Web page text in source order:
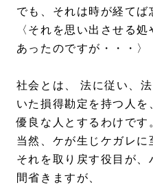
でも、それは時が経てば
〈それを思い出させる
あったのですが・・・〉
社会とは、 法に従い、
いた損得勘定を持つ人を
優良な人とするわけです
当然、ケが生じケガレに
それを取り戻す役目が、
間省きますが、